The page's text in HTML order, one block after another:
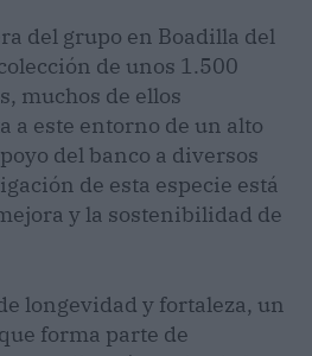
del grupo en Boadilla del
de unos 1.500
muchos de ellos
a este entorno de un alto
del banco a diversos
de esta especie está
y la sostenibilidad de
longevidad y fortaleza, un
forma parte de